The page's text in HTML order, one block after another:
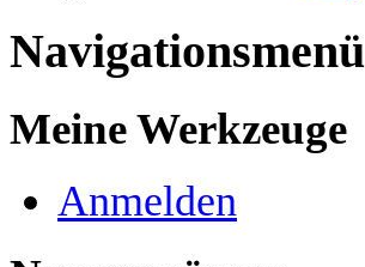
Navigationsmenü
Meine Werkzeuge
Anmelden